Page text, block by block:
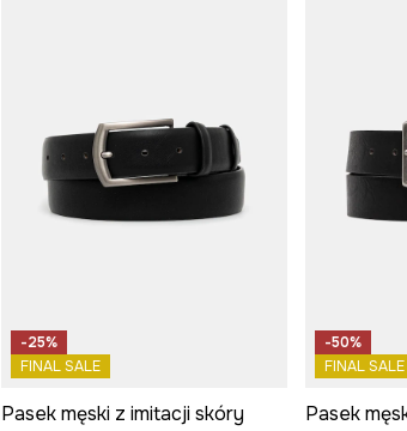
-25%
FINAL SALE
Pasek męski z imitacji skóry
-50%
FINAL SALE
Pasek